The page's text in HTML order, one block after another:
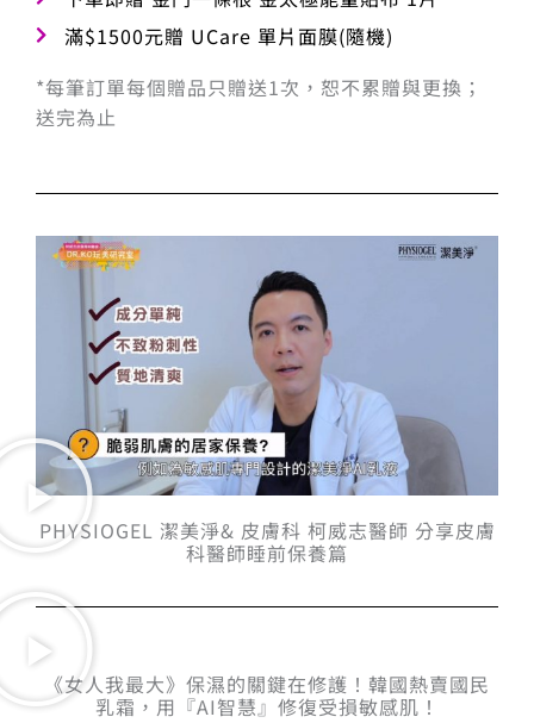
滿$1500元贈 UCare 單片面膜(隨機)
*每筆訂單每個贈品只贈送1次，恕不累贈與更換；
送完為止
PHYSIOGEL 潔美淨& 皮膚科 柯威志醫師 分享皮膚
科醫師睡前保養篇
《女人我最大》保濕的關鍵在修護！韓國熱賣國民
乳霜，用『AI智慧』修復受損敏感肌！